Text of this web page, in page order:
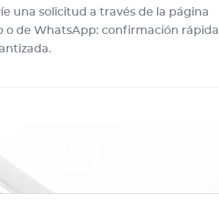
una solicitud a través de la página
o de WhatsApp: confirmación rápida